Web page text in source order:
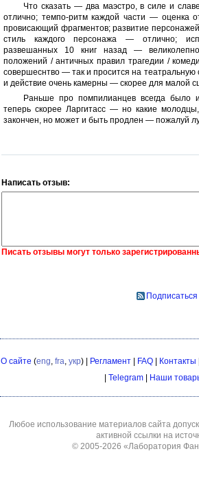
Что сказать — два маэстро, в силе и
отлично; темпо-ритм каждой части — оценка
провисающий фрагментов; развитие
стиль каждого персонажа — отлично;
развешанных 10 книг назад —
положений / античных правил трагедии /
совершеснтво — так и просится на театральную
и действие очень камерны — скорее для малой
Раньше про помпилианцев всегда было
теперь скорее Ларгитасс — но какие
закончен, но может и быть продлен — пожалуй
Написать отзыв:
Писать отзывы могут только
О сайте (eng fra укр) | Регламент| FAQ| Контакты
| Telegram | Наши
Любое использование материалов сайта
активной ссылки на
© 2005-2026 «Лаборатория